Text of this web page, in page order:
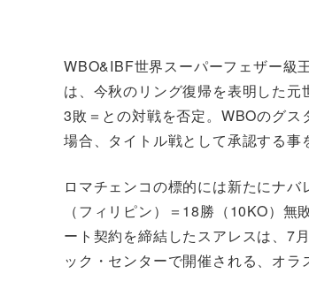
WBO&IBF世界スーパーフェザー級
は、今秋のリング復帰を表明した元
3敗＝との対戦を否定。WBOのグ
場合、タイトル戦として承認する事
ロマチェンコの標的には新たにナ
（フィリピン）＝18勝（10KO）
ート契約を締結したスアレスは、7
ック・センターで開催される、オラ